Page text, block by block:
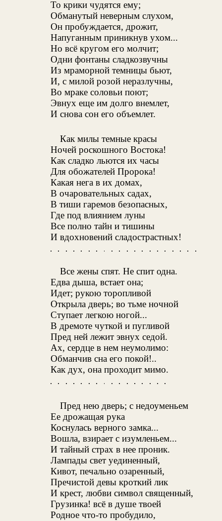
То крики чудятся ему;
Обманутый неверным слухом,
Он пробуждается, дрожит,
Напуганным приникнув ухом...
Но всё кругом его молчит;
Одни фонтаны сладкозвучны
Из мраморной темницы бьют,
И, с милой розой неразлучны,
Во мраке соловьи поют;
Эвнух еще им долго внемлет,
И снова сон его объемлет.
Как милы темные красы
Ночей роскошного Востока!
Как сладко льются их часы
Для обожателей Пророка!
Какая нега в их домах,
В очаровательных садах,
В тиши гаремов безопасных,
Где под влиянием луны
Все полно тайн и тишины
И вдохновений сладострастных!
Все жены спят. Не спит одна.
Едва дыша, встает она;
Идет; рукою торопливой
Открыла дверь; во тьме ночной
Ступает легкою ногой...
В дремоте чуткой и пугливой
Пред ней лежит эвнух седой.
Ах, сердце в нем неумолимо:
Обманчив сна его покой!..
Как дух, она проходит мимо.
Пред нею дверь; с недоуменьем
Ее дрожащая рука
Коснулась верного замка...
Вошла, взирает с изумленьем...
И тайный страх в нее проник.
Лампады свет уединенный,
Кивот, печально озаренный,
Пречистой девы кроткий лик
И крест, любви символ священный,
Грузинка! всё в душе твоей
Родное что-то пробудило,